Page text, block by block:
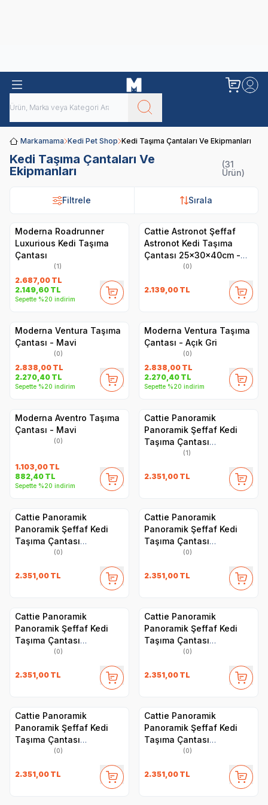
Markamama Kedi Pet Shop Kedi Taşıma Çantaları Ve Ekipmanları
Kedi Taşıma Çantaları Ve
Ekipmanları
(31
Ürün)
Filtrele Sırala
Filtrele Sırala
Moderna Roadrunner
Luxurious Kedi Taşıma
Çantası
(1)
2.687,00 TL
2.149,60 TL
Sepette %20 indirim
Cattie Astronot Şeffaf
Astronot Kedi Taşıma
Çantası 25x30x40cm -
(0)
2.139,00 TL
Moderna Ventura Taşıma
Çantası - Mavi
(0)
2.838,00 TL
2.270,40 TL
Sepette %20 indirim
Moderna Ventura Taşıma
Çantası - Açık Gri
(0)
2.838,00 TL
2.270,40 TL
Sepette %20 indirim
Moderna Aventro Taşıma
Çantası - Mavi
(0)
1.103,00 TL
882,40 TL
Sepette %20 indirim
Cattie Panoramik
Panoramik Şeffaf Kedi
Taşıma Çantası
30x40x35cm - Yeşil
(1)
2.351,00 TL
Cattie Panoramik
Panoramik Şeffaf Kedi
Taşıma Çantası
30x40x35cm - Turuncu
(0)
2.351,00 TL
Cattie Panoramik
Panoramik Şeffaf Kedi
Taşıma Çantası
30x40x35cm - Siyah
(0)
2.351,00 TL
Cattie Panoramik
Panoramik Şeffaf Kedi
Taşıma Çantası
30x40x35cm - Pembe
(0)
2.351,00 TL
Cattie Panoramik
Panoramik Şeffaf Kedi
Taşıma Çantası
30x40x35cm - Mavi
(0)
2.351,00 TL
Cattie Panoramik
Panoramik Şeffaf Kedi
Taşıma Çantası
30x40x35cm - Mavi
(0)
2.351,00 TL
Cattie Panoramik
Panoramik Şeffaf Kedi
Taşıma Çantası
30x40x35cm - Kırmızı
(0)
2.351,00 TL